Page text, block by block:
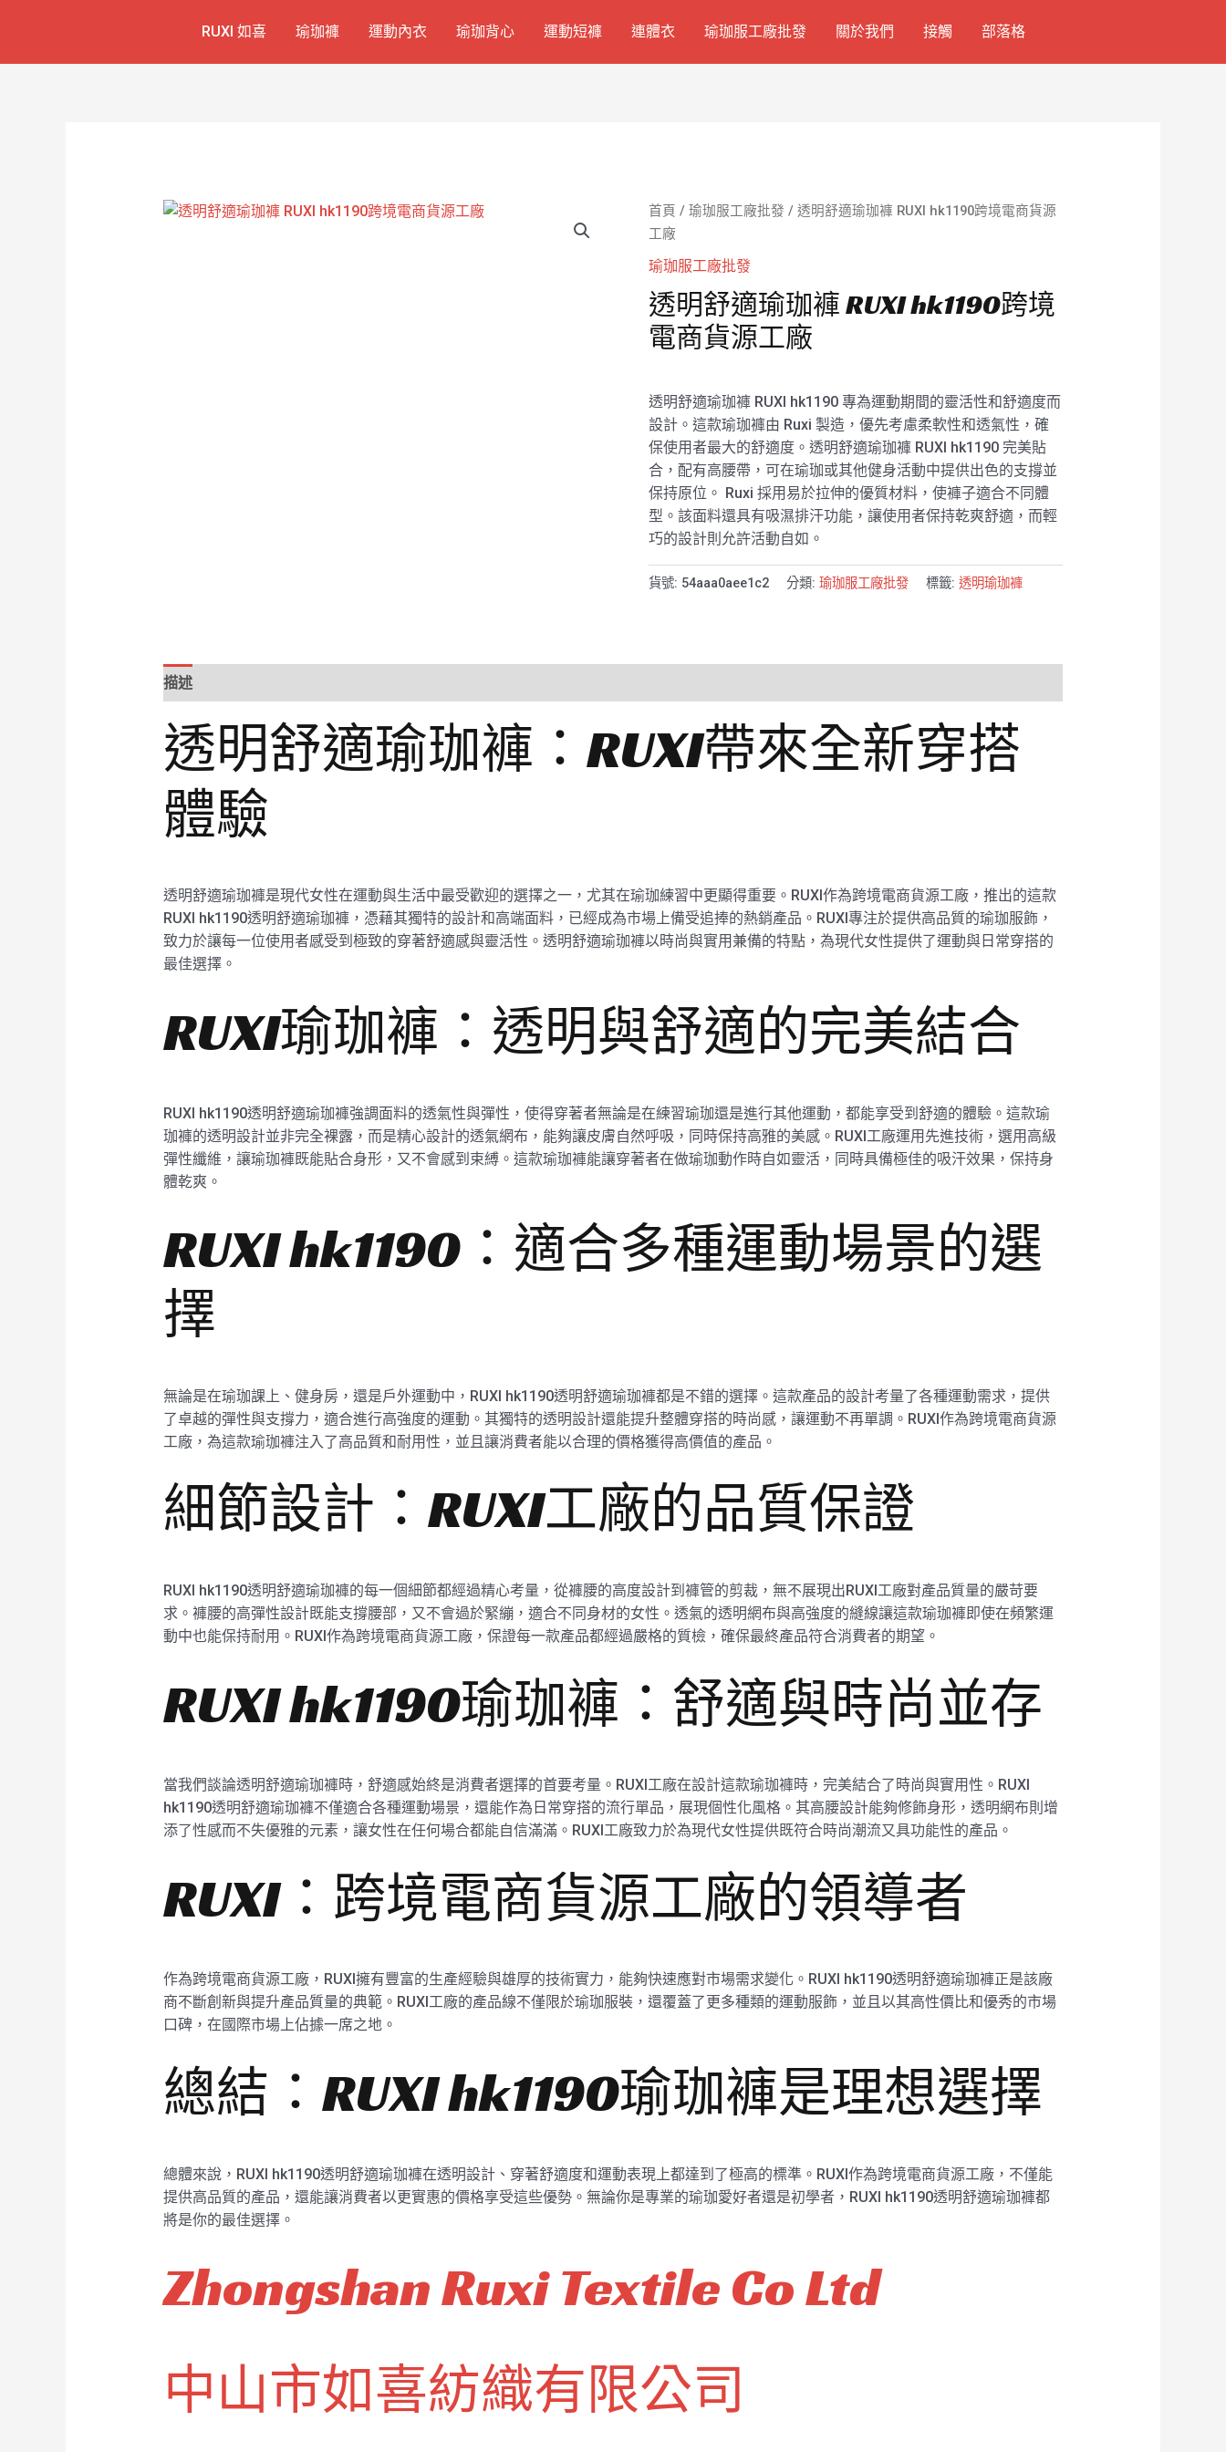
RUXI 如喜 瑜珈褲 運動內衣 瑜珈背心 運動短褲 連體衣 瑜珈服工廠批發 關於我們 接觸 部落格
首頁 /瑜珈服工廠批發 / 透明舒適瑜珈褲 RUXI hk1190跨境電商貨源
工廠
瑜珈服工廠批發
透明舒適瑜珈褲 RUXI hk1190跨境
電商貨源工廠
透明舒適瑜珈褲 RUXI hk1190 專為運動期間的靈活性和舒適度而
設計。這款瑜珈褲由 Ruxi 製造，優先考慮柔軟性和透氣性，確
保使用者最大的舒適度。透明舒適瑜珈褲 RUXI hk1190 完美貼
合，配有高腰帶，可在瑜珈或其他健身活動中提供出色的支撐並
保持原位。 Ruxi 採用易於拉伸的優質材料，使褲子適合不同體
型。該面料還具有吸濕排汗功能，讓使用者保持乾爽舒適，而輕
巧的設計則允許活動自如。
貨號: 54aaa0aee1c2 分類:瑜珈服工廠批發 標籤:透明瑜珈褲
描述
透明舒適瑜珈褲：RUXI帶來全新穿搭
體驗
透明舒適瑜珈褲是現代女性在運動與生活中最受歡迎的選擇之一，尤其在瑜珈練習中更顯得重要。RUXI作為跨境電商貨源工廠，推出的這款
RUXI hk1190透明舒適瑜珈褲，憑藉其獨特的設計和高端面料，已經成為市場上備受追捧的熱銷產品。RUXI專注於提供高品質的瑜珈服飾，
致力於讓每一位使用者感受到極致的穿著舒適感與靈活性。透明舒適瑜珈褲以時尚與實用兼備的特點，為現代女性提供了運動與日常穿搭的
最佳選擇。
RUXI瑜珈褲：透明與舒適的完美結合
RUXI hk1190透明舒適瑜珈褲強調面料的透氣性與彈性，使得穿著者無論是在練習瑜珈還是進行其他運動，都能享受到舒適的體驗。這款瑜
珈褲的透明設計並非完全裸露，而是精心設計的透氣網布，能夠讓皮膚自然呼吸，同時保持高雅的美感。RUXI工廠運用先進技術，選用高級
彈性纖維，讓瑜珈褲既能貼合身形，又不會感到束縛。這款瑜珈褲能讓穿著者在做瑜珈動作時自如靈活，同時具備極佳的吸汗效果，保持身
體乾爽。
RUXI hk1190：適合多種運動場景的選
擇
無論是在瑜珈課上、健身房，還是戶外運動中，RUXI hk1190透明舒適瑜珈褲都是不錯的選擇。這款產品的設計考量了各種運動需求，提供
了卓越的彈性與支撐力，適合進行高強度的運動。其獨特的透明設計還能提升整體穿搭的時尚感，讓運動不再單調。RUXI作為跨境電商貨源
工廠，為這款瑜珈褲注入了高品質和耐用性，並且讓消費者能以合理的價格獲得高價值的產品。
細節設計：RUXI工廠的品質保證
RUXI hk1190透明舒適瑜珈褲的每一個細節都經過精心考量，從褲腰的高度設計到褲管的剪裁，無不展現出RUXI工廠對產品質量的嚴苛要
求。褲腰的高彈性設計既能支撐腰部，又不會過於緊繃，適合不同身材的女性。透氣的透明網布與高強度的縫線讓這款瑜珈褲即使在頻繁運
動中也能保持耐用。RUXI作為跨境電商貨源工廠，保證每一款產品都經過嚴格的質檢，確保最終產品符合消費者的期望。
RUXI hk1190瑜珈褲：舒適與時尚並存
當我們談論透明舒適瑜珈褲時，舒適感始終是消費者選擇的首要考量。RUXI工廠在設計這款瑜珈褲時，完美結合了時尚與實用性。RUXI
hk1190透明舒適瑜珈褲不僅適合各種運動場景，還能作為日常穿搭的流行單品，展現個性化風格。其高腰設計能夠修飾身形，透明網布則增
添了性感而不失優雅的元素，讓女性在任何場合都能自信滿滿。RUXI工廠致力於為現代女性提供既符合時尚潮流又具功能性的產品。
RUXI：跨境電商貨源工廠的領導者
作為跨境電商貨源工廠，RUXI擁有豐富的生產經驗與雄厚的技術實力，能夠快速應對市場需求變化。RUXI hk1190透明舒適瑜珈褲正是該廠
商不斷創新與提升產品質量的典範。RUXI工廠的產品線不僅限於瑜珈服裝，還覆蓋了更多種類的運動服飾，並且以其高性價比和優秀的市場
口碑，在國際市場上佔據一席之地。
總結：RUXI hk1190瑜珈褲是理想選擇
總體來說，RUXI hk1190透明舒適瑜珈褲在透明設計、穿著舒適度和運動表現上都達到了極高的標準。RUXI作為跨境電商貨源工廠，不僅能
提供高品質的產品，還能讓消費者以更實惠的價格享受這些優勢。無論你是專業的瑜珈愛好者還是初學者，RUXI hk1190透明舒適瑜珈褲都
將是你的最佳選擇。
Zhongshan Ruxi Textile Co Ltd
中山市如喜紡織有限公司